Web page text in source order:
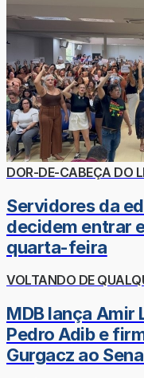
DOR-DE-CABEÇA DO
Servidores da
decidem entrar
quarta-feira
VOLTANDO DE
MDB lança Amir
Pedro Adib e
Gurgacz ao